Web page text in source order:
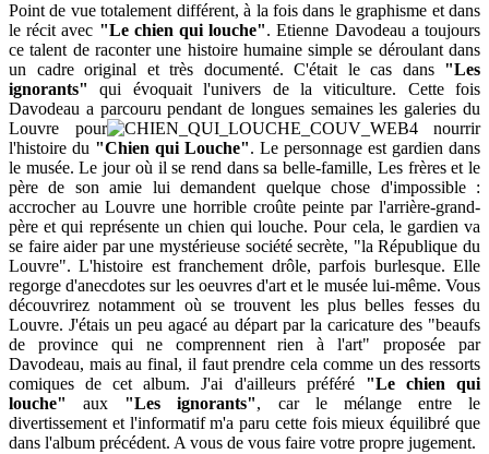
Point de vue totalement différent, à la fois dans le graphisme et dans
le récit avec "Le chien qui louche". Etienne Davodeau a toujours
ce talent de raconter une histoire humaine simple se déroulant dans
un cadre original et très documenté. C'était le cas dans "Les
ignorants"
qui évoquait l'univers de la viticulture. Cette fois
Davodeau a parcouru pendant de longues semaines les galeries du
Louvre pour
nourrir
l'histoire du "Chien qui Louche". Le personnage est gardien dans
le musée. Le jour où il se rend dans sa belle-famille, Les frères et le
père de son amie lui demandent quelque chose d'impossible :
accrocher au Louvre une horrible croûte peinte par l'arrière-grand-
père et qui représente un chien qui louche. Pour cela, le gardien va
se faire aider par une mystérieuse société secrète, "la République du
Louvre". L'histoire est franchement drôle, parfois burlesque. Elle
regorge d'anecdotes sur les oeuvres d'art et le musée lui-même. Vous
découvrirez notamment où se trouvent les plus belles fesses du
Louvre. J'étais un peu agacé au départ par la caricature des "beaufs
de province qui ne comprennent rien à l'art" proposée par
Davodeau, mais au final, il faut prendre cela comme un des ressorts
comiques de cet album. J'ai d'ailleurs préféré "Le chien qui
louche"
aux "Les ignorants", car le mélange entre le
divertissement et l'informatif m'a paru cette fois mieux équilibré que
dans l'album précédent. A vous de vous faire votre propre jugement.